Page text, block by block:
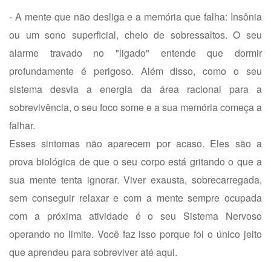
- A mente que não desliga e a memória que falha: Insônia
ou um sono superficial, cheio de sobressaltos. O seu
alarme travado no "ligado" entende que dormir
profundamente é perigoso. Além disso, como o seu
sistema desvia a energia da área racional para a
sobrevivência, o seu foco some e a sua memória começa a
falhar.
Esses sintomas não aparecem por acaso. Eles são a
prova biológica de que o seu corpo está gritando o que a
sua mente tenta ignorar. Viver exausta, sobrecarregada,
sem conseguir relaxar e com a mente sempre ocupada
com a próxima atividade é o seu Sistema Nervoso
operando no limite. Você faz isso porque foi o único jeito
que aprendeu para sobreviver até aqui.